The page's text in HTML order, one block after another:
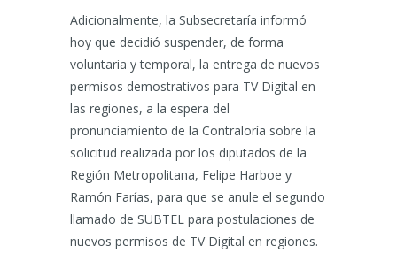
Adicionalmente, la Subsecretaría informó
hoy que decidió suspender, de forma
voluntaria y temporal, la entrega de nuevos
permisos demostrativos para TV Digital en
las regiones, a la espera del
pronunciamiento de la Contraloría sobre la
solicitud realizada por los diputados de la
Región Metropolitana, Felipe Harboe y
Ramón Farías, para que se anule el segundo
llamado de SUBTEL para postulaciones de
nuevos permisos de TV Digital en regiones.